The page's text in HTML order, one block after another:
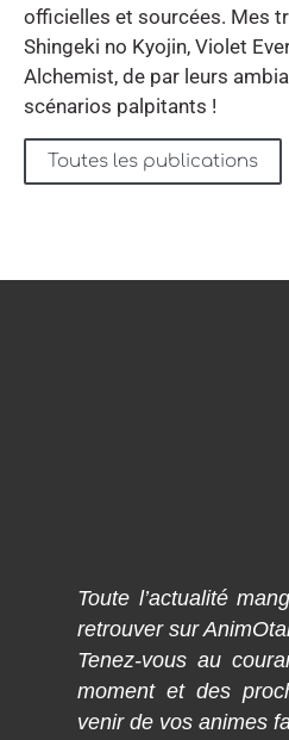
officielles et sourcées. Mes
Shingeki no Kyojin, Violet
Alchemist, de par leurs
scénarios palpitants !
Toutes les publications
Toute l’actualité
retrouver sur
Tenez-vous au
moment et des
venir de vos animes